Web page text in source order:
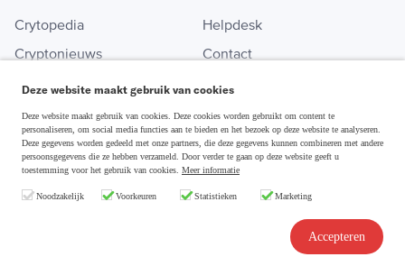
Crytopedia
Cryptonieuws
Crypto koopgids
Investeren in crypto
Helpdesk
Contact
Adverteren
Disclaimer & Privacy
Deze website maakt gebruik van cookies
Deze website maakt gebruik van cookies. Deze cookies worden gebruikt om content te
personaliseren, om social media functies aan te bieden en het bezoek op deze website te analyseren.
Deze gegevens worden gedeeld met onze partners, die deze gegevens kunnen combineren met andere
persoonsgegevens die ze hebben verzameld. Door verder te gaan op deze website geeft u
toestemming voor het gebruik van cookies. Meer informatie
Noodzakelijk Voorkeuren Statistieken Marketing
Accepteren